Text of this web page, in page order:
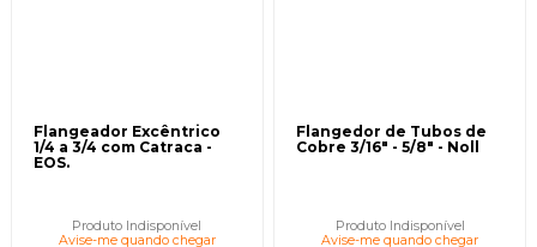
Flangeador Excêntrico
1/4 a 3/4 com Catraca -
EOS.
Produto Indisponível
Avise-me quando chegar
Flangedor de Tubos de
Cobre 3/16" - 5/8" - Noll
Produto Indisponível
Avise-me quando chegar